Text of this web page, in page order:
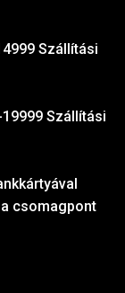
Szállítási
Szállítási
csomagpont